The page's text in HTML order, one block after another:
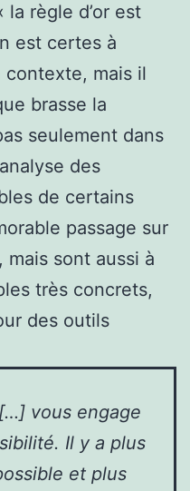
règle d’or est
est certes à
mais il
brasse la
seulement dans
des
de certains
passage sur
sont aussi à
très concrets,
des outils
vous engage
Il y a plus
et plus